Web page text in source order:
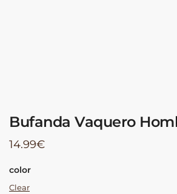
Bufanda Vaquero
14.99€
color
Clear